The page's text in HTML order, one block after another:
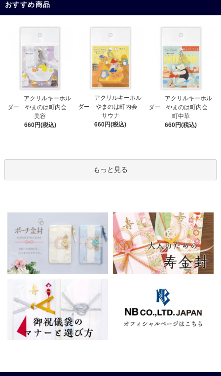
おすすめ商品
アクリルキーホル
ダー やまのは町内会
美容
660円(税込)
アクリルキーホル
ダー やまのは町内会
サウナ
660円(税込)
アクリルキーホル
ダー やまのは町内会
町中華
660円(税込)
もっと見る